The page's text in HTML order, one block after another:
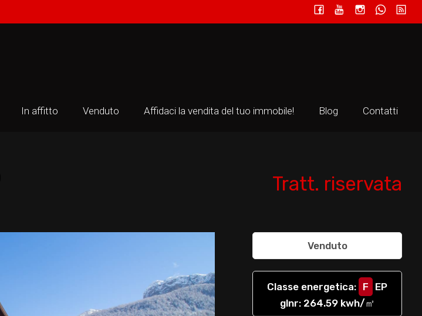
In affitto Venduto Affidaci la vendita del tuo immobile! Blog Contatti
Tratt. riservata
Venduto
Classe energetica: F
EP
glnr: 264.59 kwh/㎡
97 mq 2 2